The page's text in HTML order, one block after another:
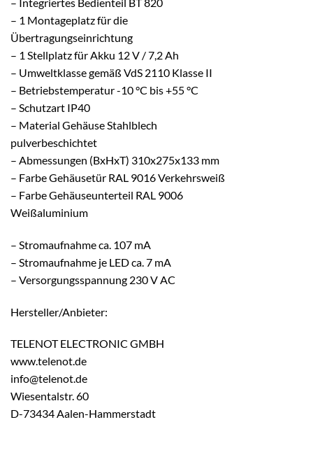
– 1 Montageplatz für die
Übertragungseinrichtung
– 1 Stellplatz für Akku 12 V / 7,2 Ah
– Umweltklasse gemäß VdS 2110 Klasse II
– Betriebstemperatur -10 °C bis +55 °C
– Schutzart IP40
– Material Gehäuse Stahlblech
pulverbeschichtet
– Abmessungen (BxHxT) 310x275x133 mm
– Farbe Gehäusetür RAL 9016 Verkehrsweiß
– Farbe Gehäuseunterteil RAL 9006
Weißaluminium
– Stromaufnahme ca. 107 mA
– Stromaufnahme je LED ca. 7 mA
– Versorgungsspannung 230 V AC
Hersteller/Anbieter:
TELENOT ELECTRONIC GMBH
www.telenot.de
info@telenot.de
Wiesentalstr. 60
D-73434 Aalen-Hammerstadt